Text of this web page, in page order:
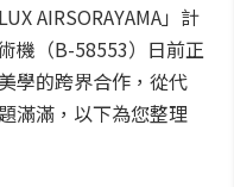
AIRSORAYAMA」計
機（B-58553）日前正
學的跨界合作，從代
滿滿，以下為您整理